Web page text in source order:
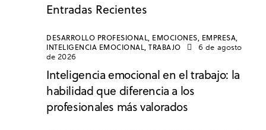
Entradas Recientes
DESARROLLO PROFESIONAL, EMOCIONES, EMPRESA,
INTELIGENCIA EMOCIONAL, TRABAJO
6 de agosto
de 2026
Inteligencia emocional en el trabajo: la
habilidad que diferencia a los
profesionales más valorados